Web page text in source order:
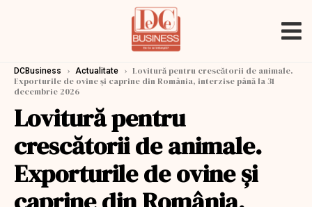
DCBusiness › Actualitate › Lovitură pentru crescătorii de animale.
Exporturile de ovine şi caprine din România, interzise până la 31
decembrie 2026
Lovitură pentru
crescătorii de animale.
Exporturile de ovine şi